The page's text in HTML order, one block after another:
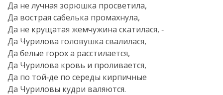
Да не лучная зорюшка просветила,
Да вострая сабелька промахнула,
Да не крущатая жемчужина скатилася, ‑
Да Чурилова головушка свалилася,
Да белые горох а расстилается,
Да Чурилова кровь и проливается,
Да по той‑де по середы кирпичные
Да Чуриловы кудри валяются.